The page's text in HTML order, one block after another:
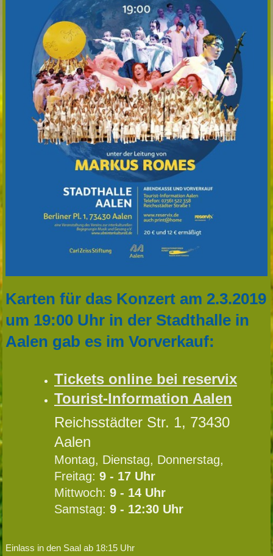
Karten für das Konzert am 2.3.2019
um 19:00 Uhr in der Stadthalle in
Aalen gab es im Vorverkauf:
Tickets online bei reservix
Tourist-Information Aalen
Reichsstädter Str. 1, 73430
Aalen
Montag, Dienstag, Donnerstag,
Freitag: 9 - 17 Uhr
Mittwoch: 9 - 14 Uhr
Samstag: 9 - 12:30 Uhr
Einlass in den Saal ab 18:15 Uhr